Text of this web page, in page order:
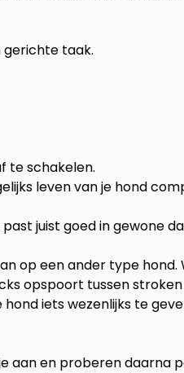
taak.
te schakelen.
leven van je hond
juist goed in gewone
op een ander type
opspoort tussen
iets wezenlijks te
aan en proberen daarna